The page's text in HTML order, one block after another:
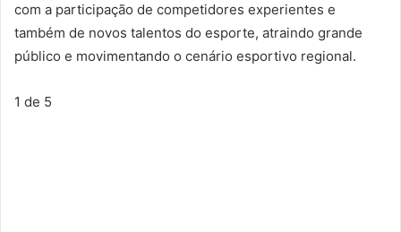
com a participação de competidores experientes e
também de novos talentos do esporte, atraindo grande
público e movimentando o cenário esportivo regional.
1 de 5